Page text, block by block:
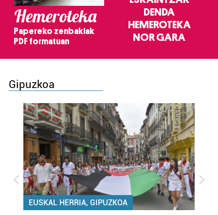
Hemeroteka
Papereko zenbakiak
PDF formatuan
DENDA
HEMEROTEKA
NOR GARA
Gipuzkoa
EUSKAL HERRIA, GIPUZKOA